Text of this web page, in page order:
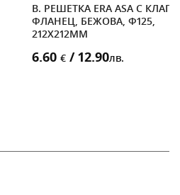
В. РЕШЕТКА ERA ASA С
ФЛАНЕЦ, БЕЖОВА, Ф125,
212X212MM
6.60 € / 12.90лв.